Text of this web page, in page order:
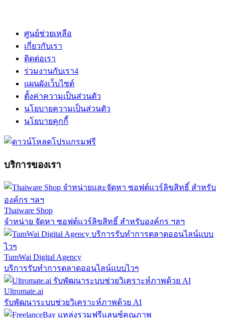
ศูนย์ช่วยเหลือ
เกี่ยวกับเรา
ติดต่อเรา
ร่วมงานกับเรา4
แผนผังเว็บไซต์
ตั้งค่าความเป็นส่วนตัว
นโยบายความเป็นส่วนตัว
นโยบายคุกกี้
บริการของเรา
Thaiware Shop
จำหน่าย จัดหา ซอฟต์แวร์ลิขสิทธิ์ สำหรับองค์กร ฯลฯ
TumWai Digital Agency
บริการรับทำการตลาดออนไลน์แบบไวๆ
Ultromate.ai
รับพัฒนาระบบช่วยวิเคราะห์ภาพด้วย AI